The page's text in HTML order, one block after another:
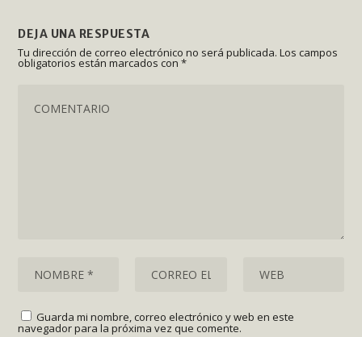
DEJA UNA RESPUESTA
Tu dirección de correo electrónico no será publicada. Los campos
obligatorios están marcados con*
Guarda mi nombre, correo electrónico y web en este
navegador para la próxima vez que comente.